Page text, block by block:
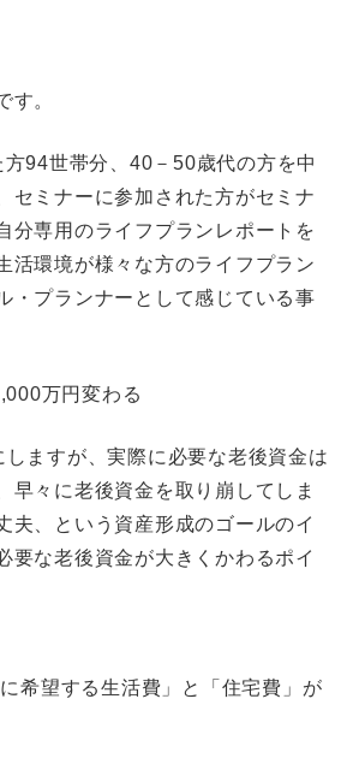
す。
94世帯分、40－50歳代の方を中
セミナーに参加された方がセミナ
分専用のライフプランレポートを
活環境が様々な方のライフプラン
・プランナーとして感じている事
万円変わる
ますが、実際に必要な老後資金は
々に老後資金を取り崩してしま
夫、という資産形成のゴールのイ
要な老後資金が大きくかわるポイ
希望する生活費」と「住宅費」が